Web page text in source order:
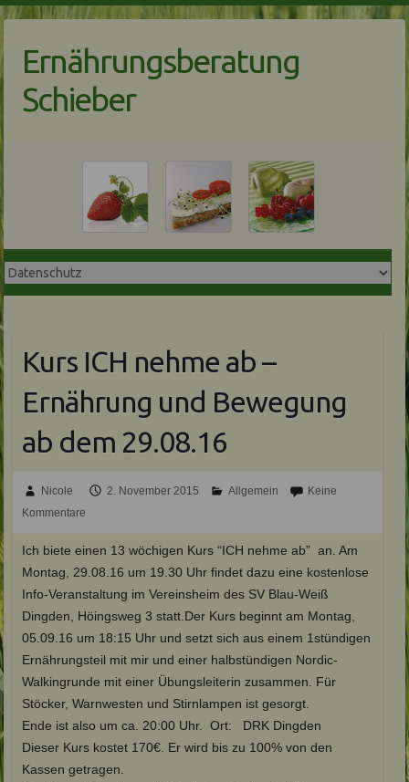
Skip
contentErnährungsberatung
Schieber
Kurs ICH nehme ab –
Ernährung und Bewegung
ab dem 29.08.16
Nicole 2. November 2015 Allgemein
Keine
Kommentare
Ich biete einen 13 wöchigen Kurs “ICH nehme ab” an. Am
Montag, 29.08.16 um 19.30 Uhr findet dazu eine kostenlose
Info-Veranstaltung im Vereinsheim des SV Blau-Weiß
Dingden, Höingsweg 3 statt.Der Kurs beginnt am Montag,
05.09.16 um 18:15 Uhr und setzt sich aus einem 1stündigen
Ernährungsteil mit mir und einer halbstündigen Nordic-
Walkingrunde mit einer Übungsleiterin zusammen. Für
Stöcker, Warnwesten und Stirnlampen ist gesorgt.
Ende ist also um ca. 20:00 Uhr. Ort: DRK Dingden
Dieser Kurs kostet 170€. Er wird bis zu 100% von den
Kassen getragen.